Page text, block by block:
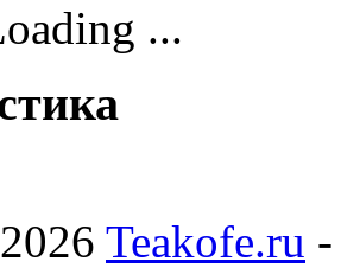
...
Teakofe.ru